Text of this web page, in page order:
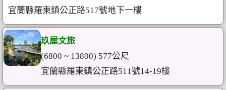
宜蘭縣羅東鎮公正路517號地下一樓
玖屋文旅
(6800 ~ 13800) 577公尺
宜蘭縣羅東鎮公正路511號14-19樓